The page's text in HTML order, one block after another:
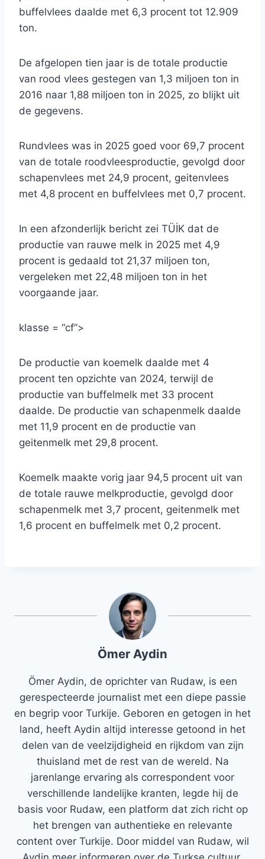
buffelvlees daalde met 6,3 procent tot 12.909
ton.
De afgelopen tien jaar is de totale productie
van rood vlees gestegen van 1,3 miljoen ton in
2016 naar 1,88 miljoen ton in 2025, zo blijkt uit
de gegevens.
Rundvlees was in 2025 goed voor 69,7 procent
van de totale roodvleesproductie, gevolgd door
schapenvlees met 24,9 procent, geitenvlees
met 4,8 procent en buffelvlees met 0,7 procent.
In een afzonderlijk bericht zei TÜİK dat de
productie van rauwe melk in 2025 met 4,9
procent is gedaald tot 21,37 miljoen ton,
vergeleken met 22,48 miljoen ton in het
voorgaande jaar.
klasse = “cf”>
De productie van koemelk daalde met 4
procent ten opzichte van 2024, terwijl de
productie van buffelmelk met 33 procent
daalde. De productie van schapenmelk daalde
met 11,9 procent en de productie van
geitenmelk met 29,8 procent.
Koemelk maakte vorig jaar 94,5 procent uit van
de totale rauwe melkproductie, gevolgd door
schapenmelk met 3,7 procent, geitenmelk met
1,6 procent en buffelmelk met 0,2 procent.
Ömer Aydin
Ömer Aydin, de oprichter van Rudaw, is een
gerespecteerde journalist met een diepe passie
en begrip voor Turkije. Geboren en getogen in het
land, heeft Aydin altijd interesse getoond in het
delen van de veelzijdigheid en rijkdom van zijn
thuisland met de rest van de wereld. Na
jarenlange ervaring als correspondent voor
verschillende landelijke kranten, legde hij de
basis voor Rudaw, een platform dat zich richt op
het brengen van authentieke en relevante
content over Turkije. Door middel van Rudaw, wil